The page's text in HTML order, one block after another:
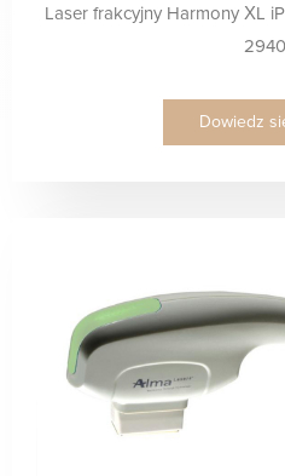
Laser frakcyjny Harmony XL
Dowiedz